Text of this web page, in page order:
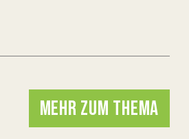
MEHR ZUM THEMA